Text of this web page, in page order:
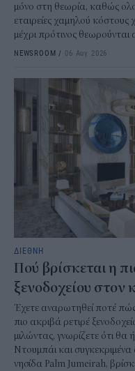
μόνο στη θεωρία, καθώς
εταιρείες χαμηλού
μέχρι πρότινος θεωρούνται
NEWSROOM / 06 Αυγ 2026
ΔΙΕΘΝΗ
Πού βρίσκεται η
ξενοδοχείου στον
Έχετε αναρωτηθεί ποτέ
πιο ακριβά ρετιρέ
μιλώντας, γνωρίζετε ότι
Ντουμπάι και
νησίδα Palm Jumeirah,